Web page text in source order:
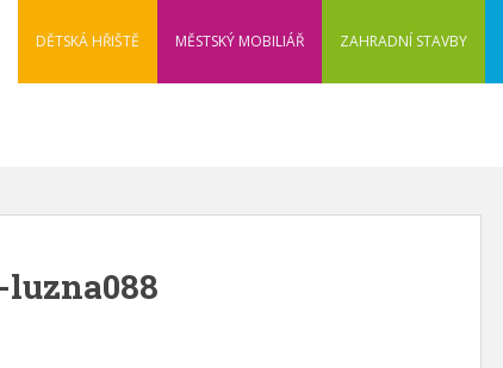
DĚTSKÁ HŘIŠTĚ MĚSTSKÝ MOBILIÁŘ ZAHRADNÍ STAVBY